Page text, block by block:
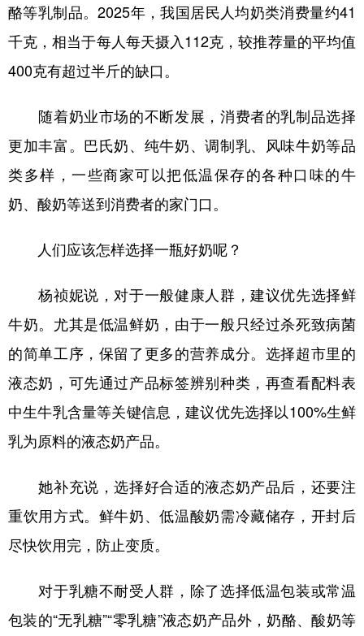
地方频道
北京 天津
辽宁 吉林 上海 江苏
浙江 安徽 福建 江西
山东 河南 湖北 湖南
四川 贵州 云南
陕西 甘肃 青海 宁夏
新疆 内蒙古 黑龙江
多语种频道
English Español Français عربى
Русский язык
Deutsch Português
酪等乳制品。2025年，我国居民人均奶类消费量约41
千克，相当于每人每天摄入112克，较推荐量的平均值
400克有超过半斤的缺口。
随着奶业市场的不断发展，消费者的乳制品选择
更加丰富。巴氏奶、纯牛奶、调制乳、风味牛奶等品
类多样，一些商家可以把低温保存的各种口味的牛
奶、酸奶等送到消费者的家门口。
人们应该怎样选择一瓶好奶呢？
杨祯妮说，对于一般健康人群，建议优先选择鲜
牛奶。尤其是低温鲜奶，由于一般只经过杀死致病菌
的简单工序，保留了更多的营养成分。选择超市里的
液态奶，可先通过产品标签辨别种类，再查看配料表
中生牛乳含量等关键信息，建议优先选择以100%生鲜
乳为原料的液态奶产品。
她补充说，选择好合适的液态奶产品后，还要注
重饮用方式。鲜牛奶、低温酸奶需冷藏储存，开封后
尽快饮用完，防止变质。
对于乳糖不耐受人群，除了选择低温包装或常温
包装的“无乳糖”“零乳糖”液态奶产品外，奶酪、酸奶等